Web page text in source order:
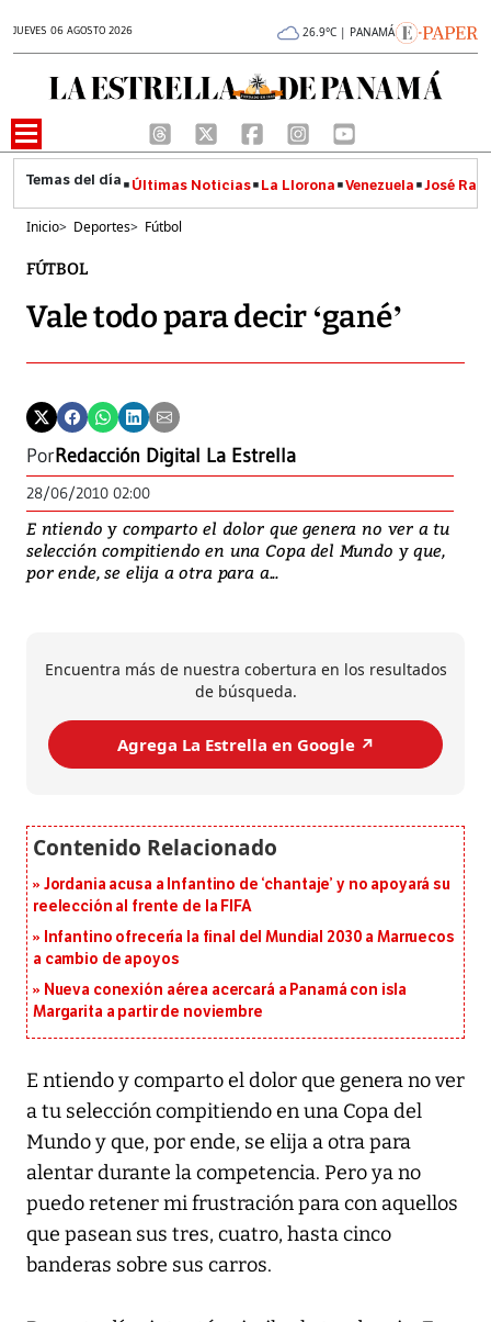
JUEVES 06 AGOSTO 2026 26.9°C | PANAMÁ
Últimas Noticias La Llorona Venezuela José
Inicio> Deportes> Fútbol
FÚTBOL
Vale todo para decir ‘gané’
PorRedacción Digital La Estrella
28/06/2010 02:00
E ntiendo y comparto el dolor que genera no ver a tu
selección compitiendo en una Copa del Mundo y que,
por ende, se elija a otra para a...
Encuentra más de nuestra cobertura en los resultados
de búsqueda.
Agrega La Estrella en Google ↗️
Jordania acusa a Infantino de ‘chantaje’ y no apoyará su
reelección al frente de la FIFA
Infantino ofrecería la final del Mundial 2030 a Marruecos
a cambio de apoyos
Nueva conexión aérea acercará a Panamá con isla
Margarita a partir de noviembre
E ntiendo y comparto el dolor que genera no ver
a tu selección compitiendo en una Copa del
Mundo y que, por ende, se elija a otra para
alentar durante la competencia. Pero ya no
puedo retener mi frustración para con aquellos
que pasean sus tres, cuatro, hasta cinco
banderas sobre sus carros.